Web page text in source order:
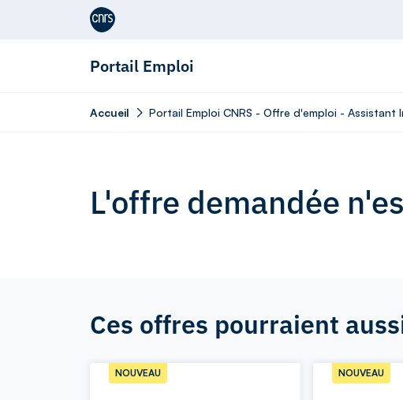
Aller au contenu
Portail Emploi
Accueil Portail Emploi CNRS - Offre d'emploi - Assistant
L'offre demandée
Ces offres pourraient
NOUVEAU NOUVEAU